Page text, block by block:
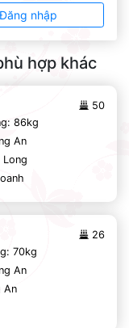
nhập
hợp khác
50
86kg
An
Long
26
70kg
An
An